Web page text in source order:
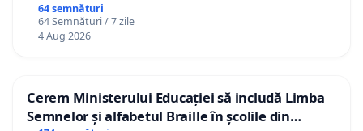
34. Ana-Maria Ivan - actriță
37. Răzvan Rotaru - actor
64 semnături
64 Semnături / 7 zile
4 Aug 2026
Cerem Ministerului Educației să includă Limba
Semnelor și alfabetul Braille în școlile din